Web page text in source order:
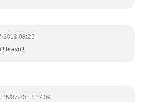
2013 08:25
! bravo !
25/07/2013 17:09